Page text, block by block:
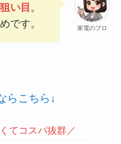
家電のプロ
い目 。
です。
らこちら↓
てコスパ抜群／